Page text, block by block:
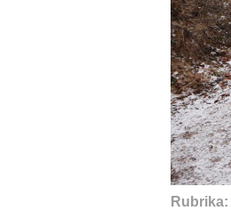
Rubrika: